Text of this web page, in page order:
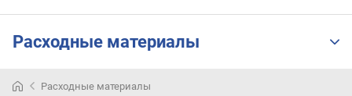
Расходные материалы
Расходные материалы